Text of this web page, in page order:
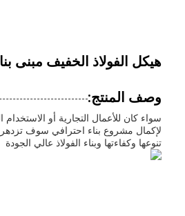
هيكل الفولاذ الخفيف مبنى
وصف المنتج:
سواء كان للأعمال التجارية أو
لإكمال مشروع بناء احترافي سوف
تنوعها وكفاءتها وبناء الفولاذ عالي الجودة